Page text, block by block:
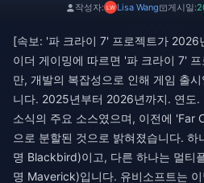
작성자: Lisa Wang 게시일:
[속보: '파 크라이 7' 프로젝트가 2026
이더 게이밍에 따르면 '파 크라이 7'
만, 개발의 복잡성으로 인해 게임 출
니다. 2025년부터 2026년까지. 연도.
소식의 주요 소스였으며, 이전에 'Far
으로 분할된 것으로 밝혀졌습니다. 하
명 Blackbird)이고, 다른 하나는 멀티
명 Maverick)입니다. 유비소프트는